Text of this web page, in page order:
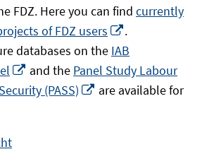
FDZ. Here you can find currently
of FDZ users
neuem
Fenster
öffnen
.
databases on the IAB
In
neuem
Fenster
and the Panel Study Labour
(PASS)
In
are available for